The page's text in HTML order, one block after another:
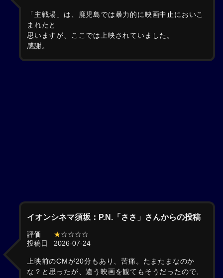
「主戦場」は、鹿児島では暴力的に映画中止においこ
まれたと
思いますが、ここでは上映されていました。
感謝。
イオンシネマ須坂：P.N.「ささ」さんからの投稿
評価 ★☆☆☆☆
投稿日
2026-07-24
上映前のCMが20分もあり、苦痛。たまたまなのか
な？と思ったが、違う映画を観てもそうだったので、